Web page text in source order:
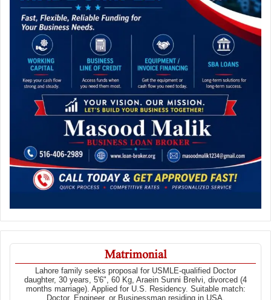
Matrimonial
Lahore family seeks proposal for USMLE-qualified Doctor
daughter, 30 years, 5'6", 60 Kg, Araein Sunni Brelvi, divorced (4
months marriage). Applied for U.S. Residency. Suitable match:
Doctor, Engineer, or Businessman residing in USA.